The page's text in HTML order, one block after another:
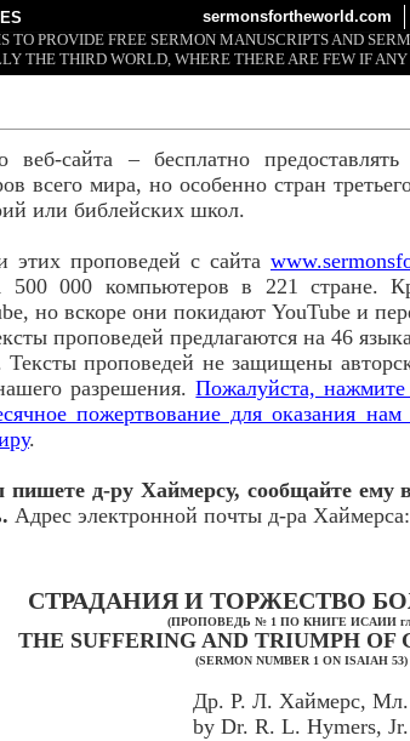
sermonsfortheworld.com
TO PROVIDE FREE SERMON MANUSCRIPTS AND
THE THIRD WORLD, WHERE THERE ARE FEW IF
веб-сайта – бесплатно
всего мира, но особенно стран
или библейских школ.
этих проповедей с сайта
500 000 компьютеров в 221 стране.
но вскоре они покидают YouTube и
проповедей предлагаются на 46
Тексты проповедей не защищены
разрешения.Пожалуйста,
пожертвование для оказания
.
пишете д-ру Хаймерсу, сообщайте ему
Адрес электронной почты д-ра Хаймерса:
СТРАДАНИЯ И ТОРЖЕСТВО
(ПРОПОВЕДЬ № 1 ПО КНИГЕ ИСАИИ
THE SUFFERING AND TRIUMPH OF
(SERMON NUMBER 1 ON ISAIAH 53)
Др. Р. Л. Хаймерс, Мл.
by Dr. R. L. Hymers, Jr.